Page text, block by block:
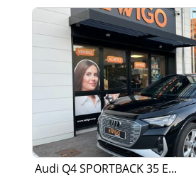
Audi Q4 SPORTBACK 35 E...